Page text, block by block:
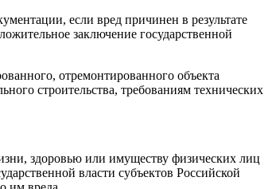
если вред причинен в результате
заключение государственной
отремонтированного объекта
строительства, требованиям технических
здоровью или имуществу физических лиц
власти субъектов Российской